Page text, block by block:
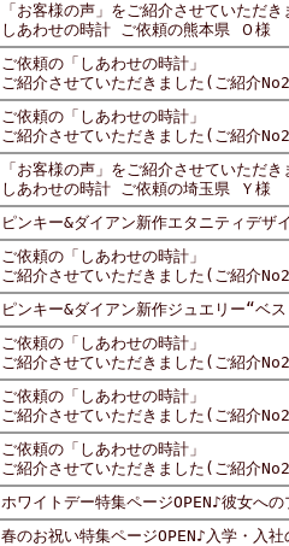
「お客様の声」をご紹介させていただき
しあわせの時計 ご依頼の熊本県 Ｏ様
ご依頼の「しあわせの時計」
ご紹介させていただきました(ご紹介
ご依頼の「しあわせの時計」
ご紹介させていただきました(ご紹介
「お客様の声」をご紹介させていただき
しあわせの時計 ご依頼の埼玉県 Ｙ様
ピンキー&ダイアン新作エタニティデザ
ご依頼の「しあわせの時計」
ご紹介させていただきました(ご紹介
ピンキー&ダイアン新作ジュエリー“ベ
ご依頼の「しあわせの時計」
ご紹介させていただきました(ご紹介
ご依頼の「しあわせの時計」
ご紹介させていただきました(ご紹介
ご依頼の「しあわせの時計」
ご紹介させていただきました(ご紹介
ホワイトデー特集ページOPEN♪彼女へ
春のお祝い特集ページOPEN♪入学・入